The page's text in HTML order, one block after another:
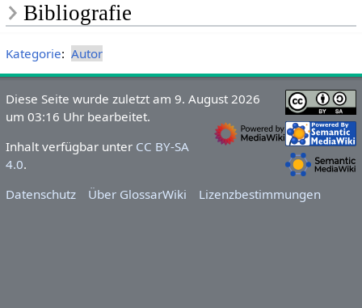
Bibliografie
Kategorie: Autor
Diese Seite wurde zuletzt am 9. August 2026
um 03:16 Uhr bearbeitet.
Inhalt verfügbar unter CC BY-SA
4.0.
Datenschutz
Über GlossarWiki Lizenzbestimmungen